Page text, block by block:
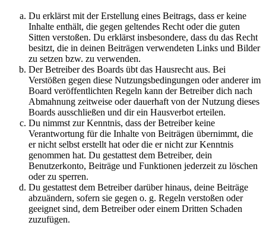
Du erklärst mit der Erstellung eines Beitrags, dass er keine
Inhalte enthält, die gegen geltendes Recht oder die guten
Sitten verstoßen. Du erklärst insbesondere, dass du das Recht
besitzt, die in deinen Beiträgen verwendeten Links und Bilder
zu setzen bzw. zu verwenden.
Der Betreiber des Boards übt das Hausrecht aus. Bei
Verstößen gegen diese Nutzungsbedingungen oder anderer im
Board veröffentlichten Regeln kann der Betreiber dich nach
Abmahnung zeitweise oder dauerhaft von der Nutzung dieses
Boards ausschließen und dir ein Hausverbot erteilen.
Du nimmst zur Kenntnis, dass der Betreiber keine
Verantwortung für die Inhalte von Beiträgen übernimmt, die
er nicht selbst erstellt hat oder die er nicht zur Kenntnis
genommen hat. Du gestattest dem Betreiber, dein
Benutzerkonto, Beiträge und Funktionen jederzeit zu löschen
oder zu sperren.
Du gestattest dem Betreiber darüber hinaus, deine Beiträge
abzuändern, sofern sie gegen o. g. Regeln verstoßen oder
geeignet sind, dem Betreiber oder einem Dritten Schaden
zuzufügen.